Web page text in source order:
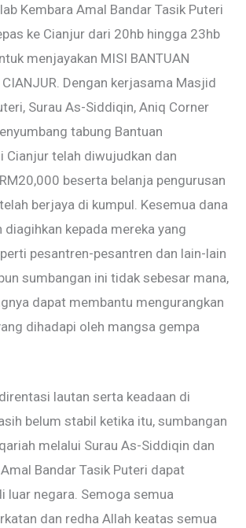
Kembara Amal Bandar Tasik Puteri
ke Cianjur dari 20hb hingga 23hb
menjayakan MISI BANTUAN
CIANJUR. Dengan kerjasama Masjid
Surau As-Siddiqin, Aniq Corner
tabung Bantuan
Cianjur telah diwujudkan dan
beserta belanja pengurusan
berjaya di kumpul. Kesemua dana
diagihkan kepada mereka yang
pesantren-pesantren dan lain-lain
sumbangan ini tidak sebesar mana,
dapat membantu mengurangkan
dihadapi oleh mangsa gempa
lautan serta keadaan di
belum stabil ketika itu, sumbangan
melalui Surau As-Siddiqin dan
Bandar Tasik Puteri dapat
luar negara. Semoga semua
dan redha Allah keatas semua